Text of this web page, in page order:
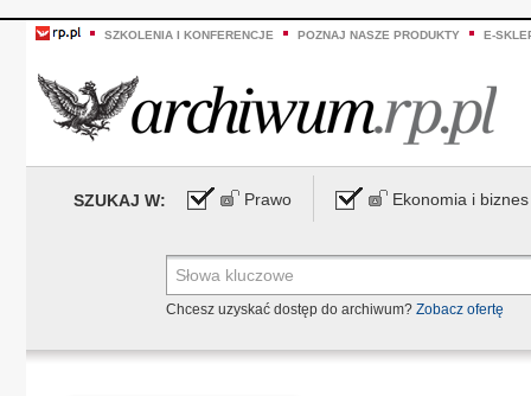
SZKOLENIA I KONFERENCJE POZNAJ NASZE PRODUKTY E-
SZUKAJ W: Prawo Ekonomia i biznes
Chcesz uzyskać dostęp do archiwum? Zobacz ofertę